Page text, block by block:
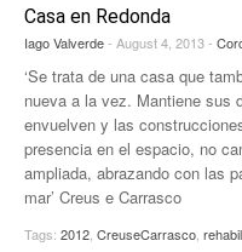
Casa en Redonda
Iago Valverde- August 4, 2013 -
‘Se trata de una casa que
nueva a la vez. Mantiene sus
envuelven y las
presencia en el espacio, no
ampliada, abrazando con las
mar’ Creus e Carrasco
Tags: 2012 CreuseCarrasco